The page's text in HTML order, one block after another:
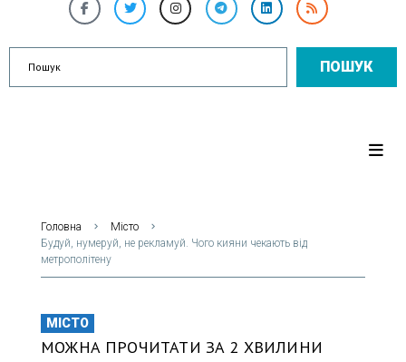
ПОШУК
Головна
Місто
Будуй, нумеруй, не рекламуй. Чого кияни чекають від
метрополітену
МІСТО
МОЖНА ПРОЧИТАТИ ЗА 2 ХВИЛИНИ